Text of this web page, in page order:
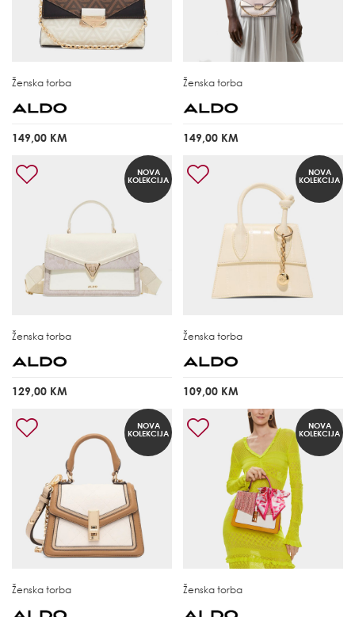
Ženska torba
149,00 KM
Ženska torba
149,00 KM
NOVA
KOLEKCIJA
Ženska torba
129,00 KM
NOVA
KOLEKCIJA
Ženska torba
109,00 KM
NOVA
KOLEKCIJA
Ženska torba
NOVA
KOLEKCIJA
Ženska torba